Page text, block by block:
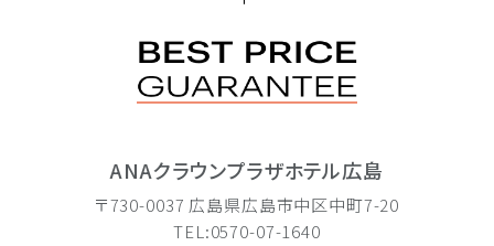
ANAクラウンプラザホテル広島
〒730-0037 広島県広島市中区中町7-20
TEL:0570-07-1640